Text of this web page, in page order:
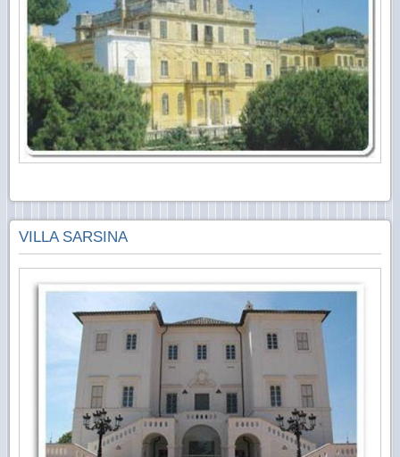
VILLA SARSINA